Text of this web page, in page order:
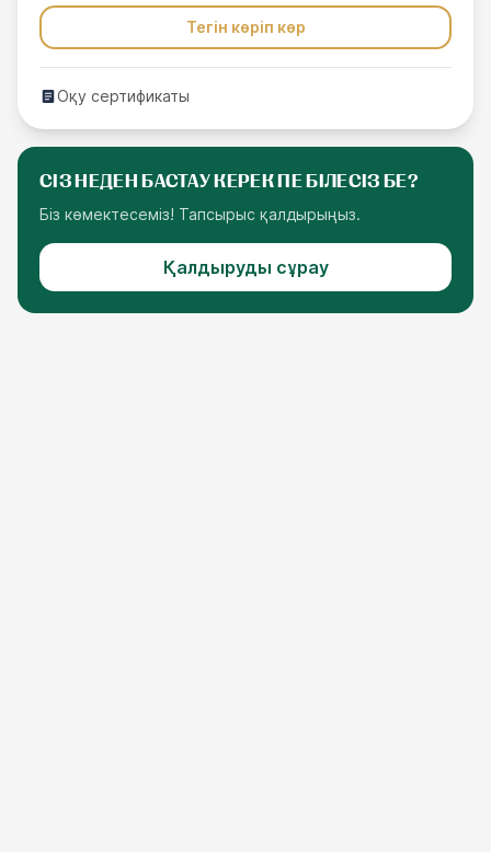
Тегін көріп көр
Оқу сертификаты
СІЗ НЕДЕН БАСТАУ КЕРЕК ПЕ БІЛЕСІЗ БЕ?
Біз көмектесеміз! Тапсырыс қалдырыңыз.
Қалдыруды сұрау